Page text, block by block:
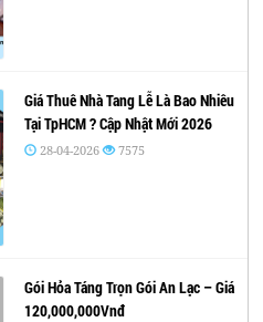
Giá Thuê Nhà Tang Lễ Là Bao Nhiêu
Tại TpHCM ? Cập Nhật Mới 2026
28-04-2026 7575
Gói Hỏa Táng Trọn Gói An Lạc – Giá
120,000,000Vnđ